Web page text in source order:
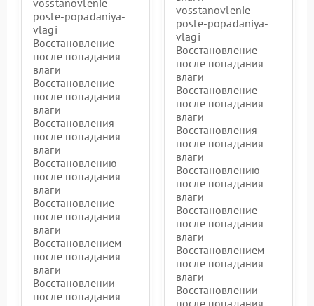
vosstanovlenie-
posle-popadaniya-
vlagi
Восстановление
после попадания
влаги
Восстановление
после попадания
влаги
Восстановления
после попадания
влаги
Восстановлению
после попадания
влаги
Восстановление
после попадания
влаги
Восстановлением
после попадания
влаги
Восстановлении
после попадания
vosstanovlenie-
posle-popadaniya-
vlagi
Восстановление
после попадания
влаги
Восстановление
после попадания
влаги
Восстановления
после попадания
влаги
Восстановлению
после попадания
влаги
Восстановление
после попадания
влаги
Восстановлением
после попадания
влаги
Восстановлении
после попадания